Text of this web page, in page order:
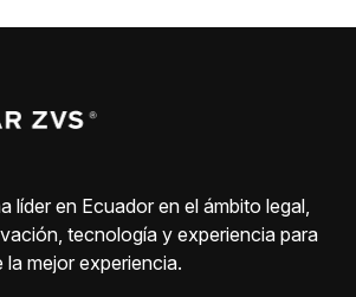
líder en Ecuador en el ámbito legal,
tecnología y experiencia para
la mejor experiencia.